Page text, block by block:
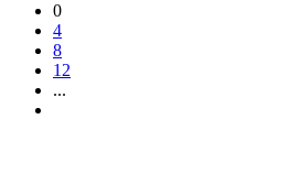
0
4
8
12
...